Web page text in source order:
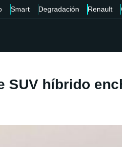
Smart Degradación Renault
SUV híbrido